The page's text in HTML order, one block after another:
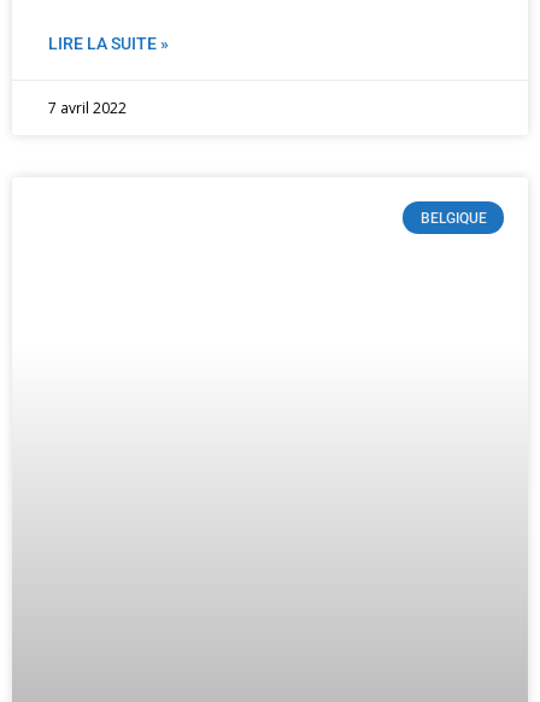
LIRE LA SUITE »
7 avril 2022
BELGIQUE